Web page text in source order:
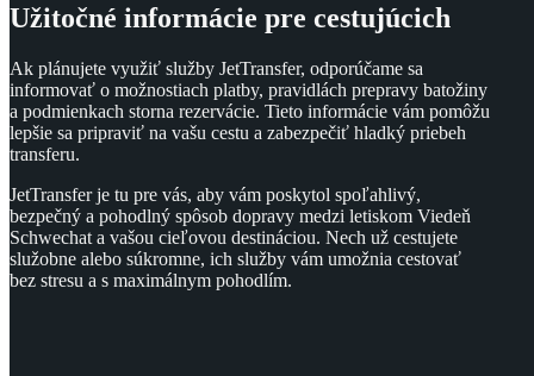
Užitočné informácie pre cestujúcich
Ak plánujete využiť služby JetTransfer, odporúčame sa
informovať o možnostiach platby, pravidlách prepravy batožiny
a podmienkach storna rezervácie. Tieto informácie vám pomôžu
lepšie sa pripraviť na vašu cestu a zabezpečiť hladký priebeh
transferu.
JetTransfer je tu pre vás, aby vám poskytol spoľahlivý,
bezpečný a pohodlný spôsob dopravy medzi letiskom Viedeň
Schwechat a vašou cieľovou destináciou. Nech už cestujete
služobne alebo súkromne, ich služby vám umožnia cestovať
bez stresu a s maximálnym pohodlím.